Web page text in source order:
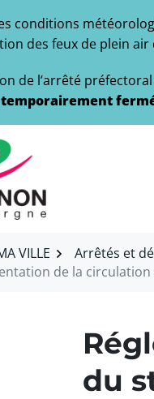
conditions
des feux de plein air
de l’arrêté
temporairement
VILLE Arrêtés et
de la
du